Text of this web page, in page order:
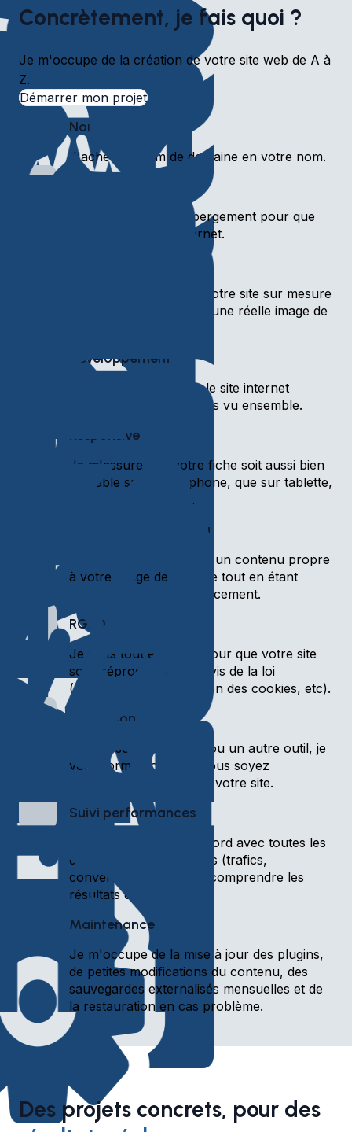
Concrètement, je fais quoi ?
Je m'occupe de la création de votre site web de A à
Z.
Démarrer mon projet
Nom de domaine
J'achète le nom de domaine en votre nom.
Je m'occupe de l'hébergement pour que
votre site soit sur internet.
Je réalise le design de votre site sur mesure
afin de vous construire une réelle image de
Développement
Je m'occupe de créer le site internet
conforme aux maquettes vu ensemble.
Responsive
Je m'assure que votre fiche soit aussi bien
utilisable sur un téléphone, que sur tablette,
que sur grand écran.
Rédaction du contenu
Je m'occupe de rédiger un contenu propre
à votre image de marque tout en étant
optimisé pour le référencement.
RGPD
Je mets tout en place pour que votre site
soit irréprochable vis à vis de la loi
(mentions légales, gestion des cookies, etc).
Formation
Que ce soit Wordpress ou un autre outil, je
vous forme pour que vous soyez
indépendant pour gérer votre site.
Suivi performances
Je créé un tableau de bord avec toutes les
données marketing utiles (trafics,
conversions, etc) pour comprendre les
résultats de votre site.
Maintenance
Je m'occupe de la mise à jour des plugins,
de petites modifications du contenu, des
sauvegardes externalisés mensuelles et de
la restauration en cas problème.
Des projets concrets, pour des